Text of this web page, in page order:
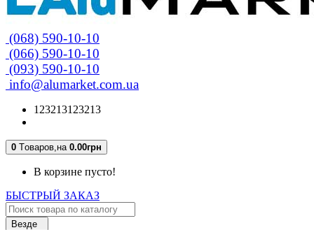
(068) 590-10-10
(066) 590-10-10
(093) 590-10-10
info@alumarket.com.ua
123213123213
0 Tоваров, на 0.00грн
В корзине пусто!
БЫСТРЫЙ ЗАКАЗ
Везде